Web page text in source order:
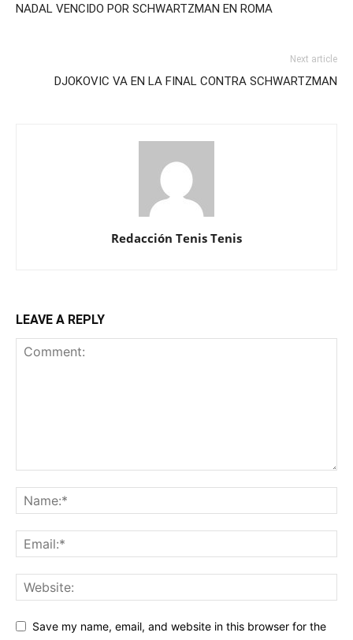
NADAL VENCIDO POR SCHWARTZMAN EN ROMA
Next article
DJOKOVIC VA EN LA FINAL CONTRA SCHWARTZMAN
Redacción Tenis Tenis
LEAVE A REPLY
Save my name, email, and website in this browser for the